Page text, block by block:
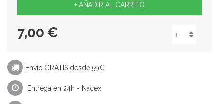
+ AÑADIR AL CARRITO
7,00 €
Envío GRATIS desde 59€
Entrega en 24h - Nacex